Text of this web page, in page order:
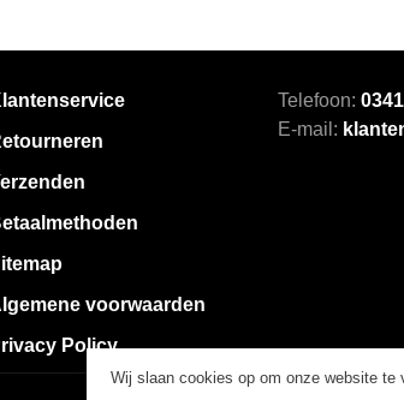
voorwaarden
Policy
Telefoon:
E-mail:
Wij slaan cookies op om onze website te